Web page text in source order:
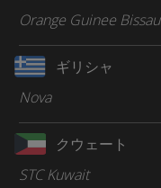
Orange Guinee Bissau
ギリシャ
Nova
クウェート
STC Kuwait